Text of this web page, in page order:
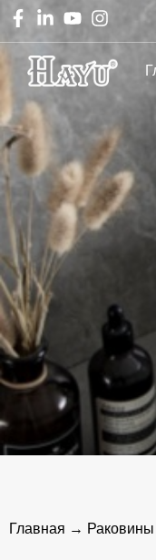
Главная →